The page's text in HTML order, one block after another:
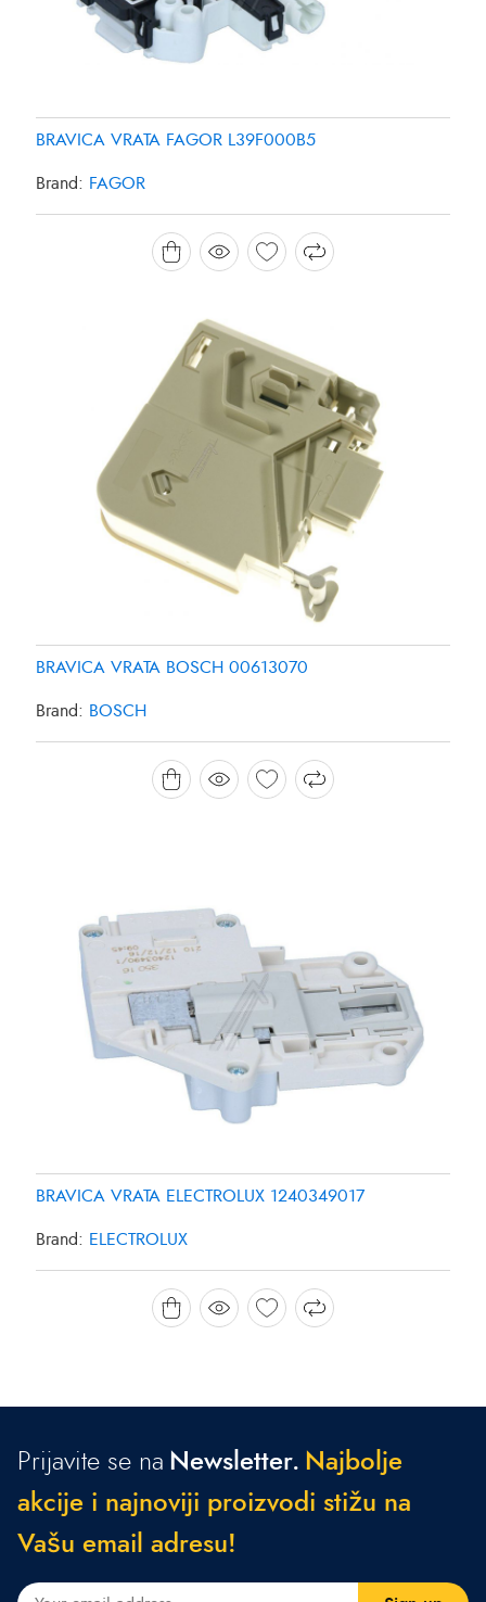
BRAVICA VRATA FAGOR L39F000B5
Brand: FAGOR
BRAVICA VRATA BOSCH 00613070
Brand: BOSCH
BRAVICA VRATA ELECTROLUX 1240349017
Brand: ELECTROLUX
Prijavite se na Newsletter. Naj bo je
a kcije i najnoviji proizvod i stižu na
Vašu emai ad resu!